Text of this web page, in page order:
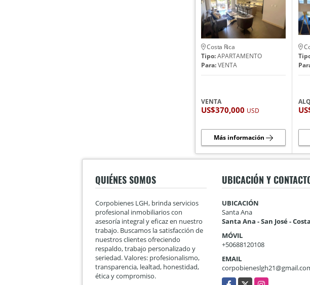
Costa Rica
Tipo:APARTAMENTO
Para:VENTA
VENTA
US$370,000 USD
Más información
QUIÉNES SOMOS
Corpobienes LGH, brinda servicios
profesional inmobiliarios con
asesoría integral y eficaz en nuestro
trabajo. Buscamos la satisfacción de
nuestros clientes ofreciendo
respaldo, trabajo personalizado y
seriedad. Valores: profesionalismo,
transparencia, lealtad, honestidad,
ética y compromiso.
UBICACIÓN Y
UBICACIÓN
Santa Ana
Santa Ana - San José -
MÓVIL
+50688120108
EMAIL
Facebook
X Instagram